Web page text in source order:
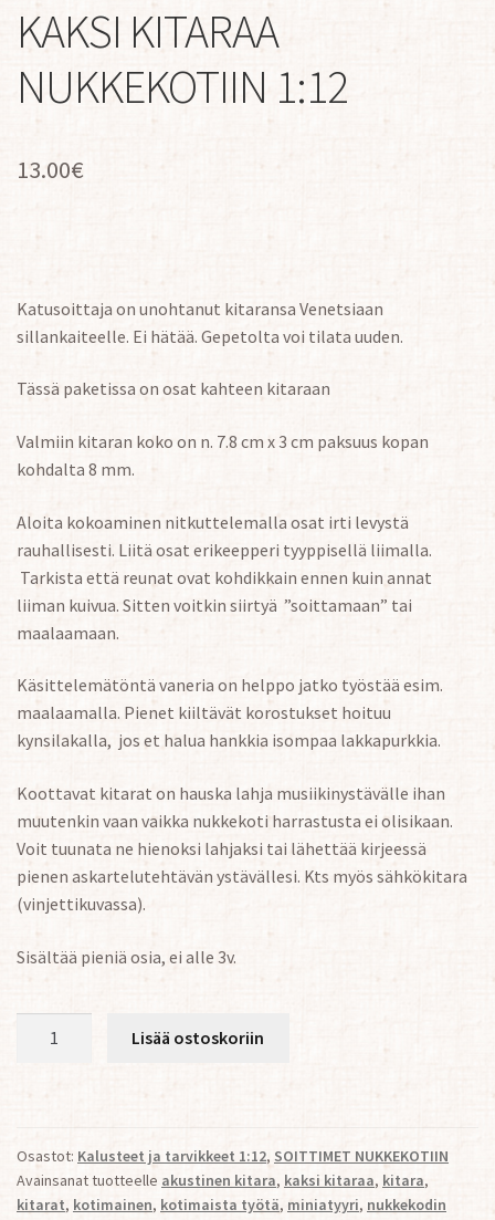
KAKSI KITARAA
NUKKEKOTIIN 1:12
13.00€
Katusoittaja on unohtanut kitaransa Venetsiaan
sillankaiteelle. Ei hätää. Gepetolta voi tilata uuden.
Tässä paketissa on osat kahteen kitaraan
Valmiin kitaran koko on n. 7.8 cm x 3 cm paksuus kopan
kohdalta 8 mm.
Aloita kokoaminen nitkuttelemalla osat irti levystä
rauhallisesti. Liitä osat erikeepperi tyyppisellä liimalla.
Tarkista että reunat ovat kohdikkain ennen kuin annat
liiman kuivua. Sitten voitkin siirtyä ”soittamaan” tai
maalaamaan.
Käsittelemätöntä vaneria on helppo jatko työstää esim.
maalaamalla. Pienet kiiltävät korostukset hoituu
kynsilakalla, jos et halua hankkia isompaa lakkapurkkia.
Koottavat kitarat on hauska lahja musiikinystävälle ihan
muutenkin vaan vaikka nukkekoti harrastusta ei olisikaan.
Voit tuunata ne hienoksi lahjaksi tai lähettää kirjeessä
pienen askartelutehtävän ystävällesi. Kts myös sähkökitara
(vinjettikuvassa).
Sisältää pieniä osia, ei alle 3v.
Lisää ostoskoriin
Osastot: Kalusteet ja tarvikkeet 1:12, SOITTIMET NUKKEKOTIIN
Avainsanat tuotteelle akustinen kitara, kaksi kitaraa, kitara,
kitarat, kotimainen, kotimaista työtä, miniatyyri, nukkekodin